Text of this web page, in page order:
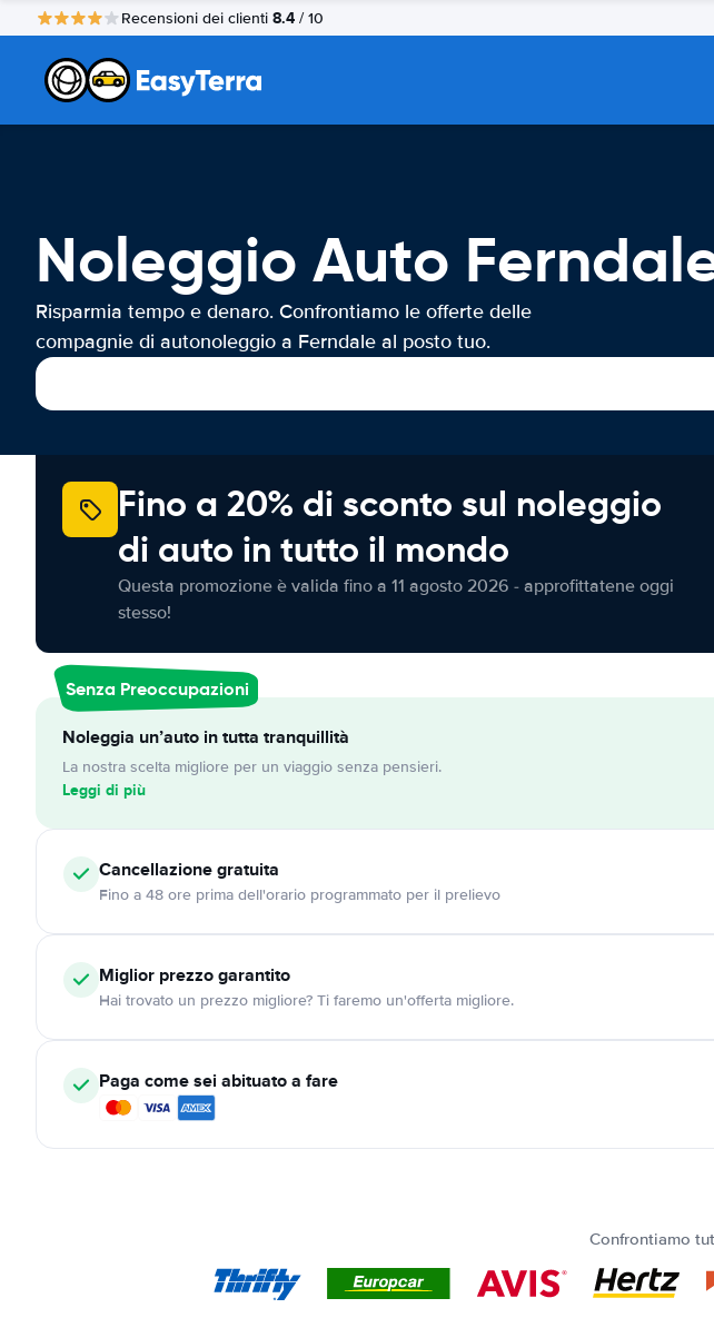
Recensioni dei clienti 8.4 / 10
Noleggio Auto
Risparmia tempo e denaro. Confrontiamo le offerte delle
compagnie di autonoleggio a Ferndale al posto tuo.
Fino a 20% di sconto sul noleggio
di auto in tutto il mondo
Questa promozione è valida fino a 11 agosto 2026 - approfittatene oggi
stesso!
Senza Preoccupazioni
Noleggia un’auto in tutta tranquillità
La nostra scelta migliore per un viaggio senza pensieri.
Leggi di più
Cancellazionegratuita
Fino a 48 ore prima dell'orario programmato per il prelievo
Miglior prezzo garantito
Hai trovato un prezzo migliore? Ti faremo un'offerta migliore.
Paga come sei abituato a fare
Confrontiamo